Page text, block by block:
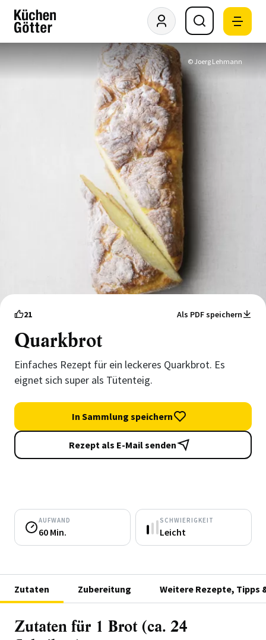
© Joerg Lehmann
21 Als PDF speichern
Quarkbrot
Einfaches Rezept für ein leckeres Quarkbrot. Es
eignet sich super als Tütenteig.
In Sammlung speichern
Rezept als E-Mail senden
AUFWAND
60 Min.
SCHWIERIGKEIT
Leicht
Zutaten Zubereitung Weitere Rezepte, Tipps
Zutaten für 1 Brot (ca. 24